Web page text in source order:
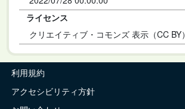
ライセンス
クリエイティブ・コモンズ 表示（CC BY）
利用規約
アクセシビリティ方針